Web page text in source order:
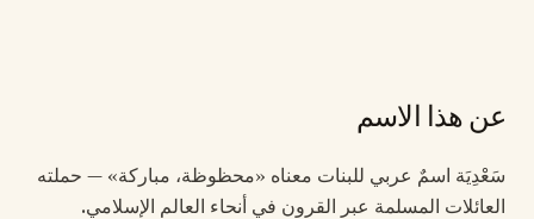
عن هذا الاسم
سَعْدِيَة اسمٌ عربي للبنات معناه «محظوظة، مباركة» — حملته
العائلات المسلمة عبر القرون في أنحاء العالم الإسلامي.